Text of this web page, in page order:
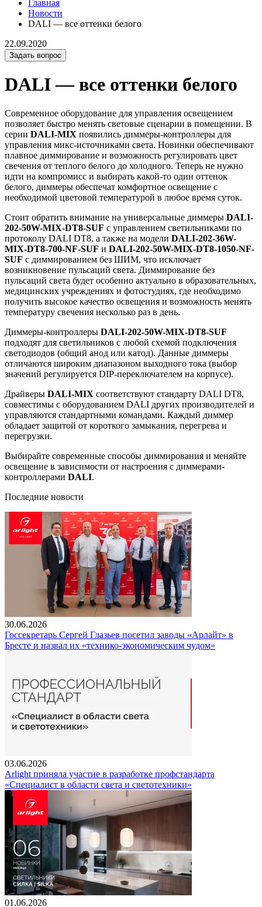
Главная
Новости
DALI — все оттенки белого
22.09.2020
Задать вопрос
DALI — все оттенки белого
Современное оборудование для управления освещением
позволяет быстро менять световые сценарии в помещении. В
серии DALI-MIX появились диммеры-контроллеры для
управления микс-источниками света. Новинки обеспечивают
плавное диммирование и возможность регулировать цвет
свечения от теплого белого до холодного. Теперь не нужно
идти на компромисс и выбирать какой-то один оттенок
белого, диммеры обеспечат комфортное освещение с
необходимой цветовой температурой в любое время суток.
Стоит обратить внимание на универсальные диммеры DALI-
202-50W-MIX-DT8-SUF с управлением светильниками по
протоколу DALI DT8, а также на модели DALI-202-36W-
MIX-DT8-700-NF-SUF и DALI-202-50W-MIX-DT8-1050-NF-
SUF с диммированием без ШИМ, что исключает
возникновение пульсаций света. Диммирование без
пульсаций света будет особенно актуально в образовательных,
медицинских учреждениях и фотостудиях, где необходимо
получить высокое качество освещения и возможность менять
температуру свечения несколько раз в день.
Диммеры-контроллеры DALI-202-50W-MIX-DT8-SUF
подходят для светильников с любой схемой подключения
светодиодов (общий анод или катод). Данные диммеры
отличаются широким диапазоном выходного тока (выбор
значений регулируется DIP-переключателем на корпусе).
Драйверы DALI-MIX соответствуют стандарту DALI DT8,
совместимы с оборудованием DALI других производителей и
управляются стандартными командами. Каждый диммер
обладает защитой от короткого замыкания, перегрева и
перегрузки.
Выбирайте современные способы диммирования и меняйте
освещение в зависимости от настроения с диммерами-
контроллерами DALI.
Последние новости
30.06.2026
Госсекретарь Сергей Глазьев посетил заводы «Арлайт» в
Бресте и назвал их «технико-экономическим чудом»
03.06.2026
Arlight приняла участие в разработке профстандарта
«Специалист в области света и светотехники»
01.06.2026